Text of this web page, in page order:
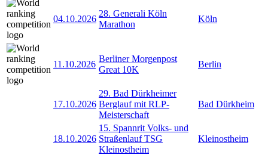
04.10.2026
28. Generali Köln
Marathon
Köln
11.10.2026
Berliner Morgenpost
Great 10K
Berlin
17.10.2026
29. Bad Dürkheimer
Berglauf mit RLP-
Meisterschaft
Bad Dürkheim
18.10.2026
15. Spannrit Volks- und
Straßenlauf TSG
Kleinostheim
Kleinostheim